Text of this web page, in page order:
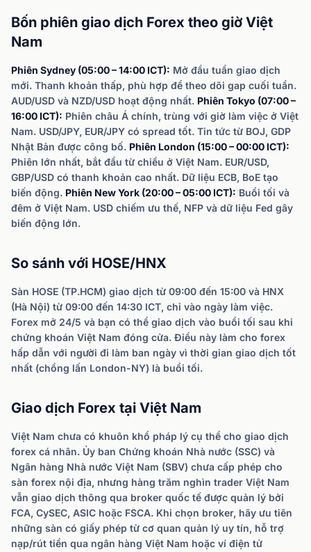
Bốn phiên giao dịch Forex theo giờ Việt
Nam
Phiên Sydney (05:00 – 14:00 ICT): Mở đầu tuần giao dịch
mới. Thanh khoản thấp, phù hợp để theo dõi gap cuối tuần.
AUD/USD và NZD/USD hoạt động nhất. Phiên Tokyo (07:00 –
16:00 ICT): Phiên châu Á chính, trùng với giờ làm việc ở Việt
Nam. USD/JPY, EUR/JPY có spread tốt. Tin tức từ BOJ, GDP
Nhật Bản được công bố. Phiên London (15:00 – 00:00 ICT):
Phiên lớn nhất, bắt đầu từ chiều ở Việt Nam. EUR/USD,
GBP/USD có thanh khoản cao nhất. Dữ liệu ECB, BoE tạo
biến động. Phiên New York (20:00 – 05:00 ICT): Buổi tối và
đêm ở Việt Nam. USD chiếm ưu thế, NFP và dữ liệu Fed gây
biến động lớn.
So sánh với HOSE/HNX
Sàn HOSE (TP.HCM) giao dịch từ 09:00 đến 15:00 và HNX
(Hà Nội) từ 09:00 đến 14:30 ICT, chỉ vào ngày làm việc.
Forex mở 24/5 và bạn có thể giao dịch vào buổi tối sau khi
chứng khoán Việt Nam đóng cửa. Điều này làm cho forex
hấp dẫn với người đi làm ban ngày vì thời gian giao dịch tốt
nhất (chồng lấn London-NY) là buổi tối.
Giao dịch Forex tại Việt Nam
Việt Nam chưa có khuôn khổ pháp lý cụ thể cho giao dịch
forex cá nhân. Ủy ban Chứng khoán Nhà nước (SSC) và
Ngân hàng Nhà nước Việt Nam (SBV) chưa cấp phép cho
sàn forex nội địa, nhưng hàng trăm nghìn trader Việt Nam
vẫn giao dịch thông qua broker quốc tế được quản lý bởi
FCA, CySEC, ASIC hoặc FSCA. Khi chọn broker, hãy ưu tiên
những sàn có giấy phép từ cơ quan quản lý uy tín, hỗ trợ
nạp/rút tiền qua ngân hàng Việt Nam hoặc ví điện tử